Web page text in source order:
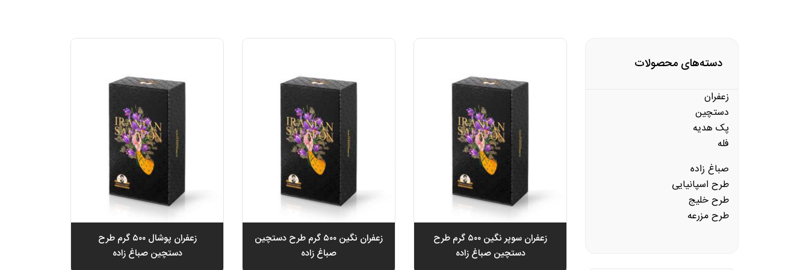
دسته‌های محصولات
زعفران
دستچین
پک هدیه
فله
صباغ زاده
طرح اسپانیایی
طرح خلیج
طرح مزرعه
زعفران سوپر نگین ۵۰۰ گرم طرح
دستچین صباغ زاده
زعفران نگین ۵۰۰ گرم طرح دستچین
صباغ زاده
زعفران پوشال ۵۰۰ گرم طرح
دستچین صباغ زاده